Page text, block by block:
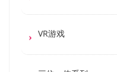
VR游戏